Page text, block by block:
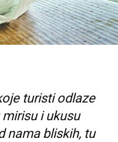
turisti odlaze
i ukusu
nama bliskih, tu